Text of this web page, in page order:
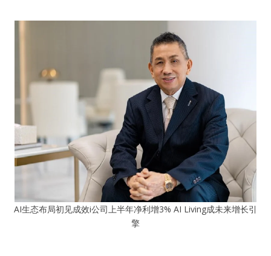
AI生态布局初见成效i公司上半年净利增3% AI Living成未来增长引
擎